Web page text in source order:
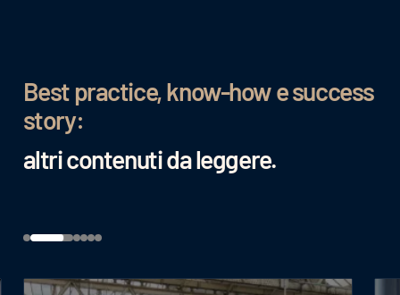
Best practice, know-how e success
story:
altri contenuti da leggere.